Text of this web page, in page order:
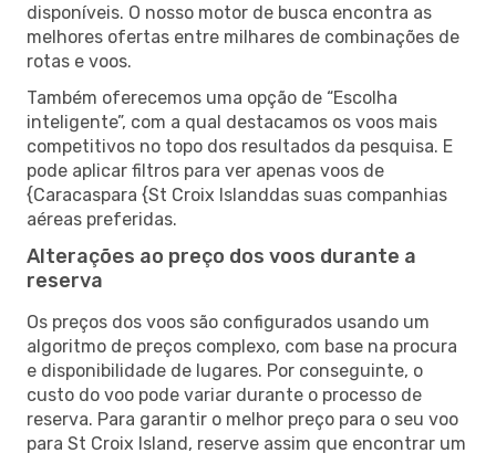
disponíveis. O nosso motor de busca encontra as
melhores ofertas entre milhares de combinações de
rotas e voos.
Também oferecemos uma opção de “Escolha
inteligente”, com a qual destacamos os voos mais
competitivos no topo dos resultados da pesquisa. E
pode aplicar filtros para ver apenas voos de
{Caracaspara {St Croix Islanddas suas companhias
aéreas preferidas.
Alterações ao preço dos voos durante a
reserva
Os preços dos voos são configurados usando um
algoritmo de preços complexo, com base na procura
e disponibilidade de lugares. Por conseguinte, o
custo do voo pode variar durante o processo de
reserva. Para garantir o melhor preço para o seu voo
para St Croix Island, reserve assim que encontrar um